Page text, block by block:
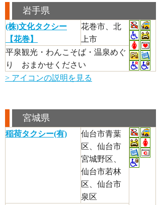
岩手県
(株)文化タクシー
【花巻】
花巻市、北
上市
平泉観光・わんこそば・温泉めぐ
り おまかせください
> アイコンの説明を見る
宮城県
稲荷タクシー(有)
仙台市青葉
区、仙台市
宮城野区、
仙台市若林
区、仙台市
泉区